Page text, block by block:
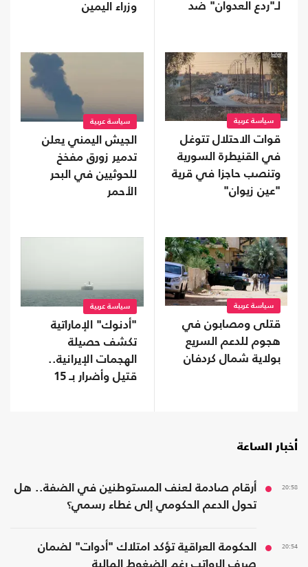
لـ"ردع العدوان" ضد
وزراء اليمين
سياسة عربية
قوات الاحتلال تتوغل
في القنيطرة السورية
وتنصب حاجزا في قرية
"عين زيوان"
سياسة عربية
الجيش اليمني يعلن
تدمير زورق مفخخ
للحوثيين في البحر
الأحمر
سياسة عربية
قتلى ومصابون في
هجوم للدعم السريع
بولاية شمال كردفان
سياسة عربية
"أدنوك" الإماراتية
تكشف حصيلة
الهجمات الإيرانية..
قتيل وأضرار بـ 15
أخبار الساعة
20:58
أرقام صادمة لعنف المستوطنين في الضفة.. هل
تحول الدعم الحكومي إلى غطاء رسمي؟
20:54
الحكومة العراقية تؤكد امتلاك "أدوات" لضمان
صرف الرواتب رغم الضغوط المالية